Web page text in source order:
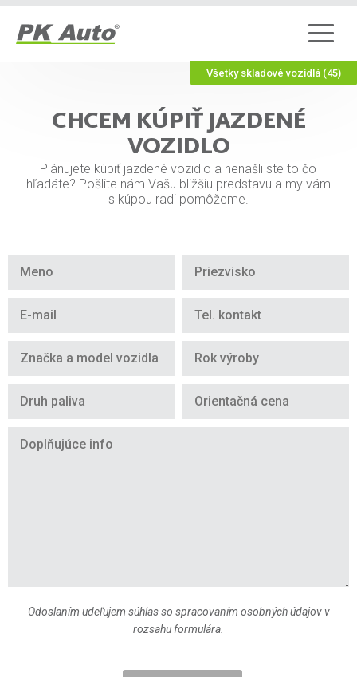
Všetky skladové vozidlá (45)
CHCEM KÚPIŤ JAZDENÉ
VOZIDLO
Plánujete kúpiť jazdené vozidlo a nenašli ste to čo
hľadáte? Pošlite nám Vašu bližšiu predstavu a my vám
s kúpou radi pomôžeme.
Odoslaním udeľujem súhlas so spracovaním osobných údajov v
rozsahu formulára.